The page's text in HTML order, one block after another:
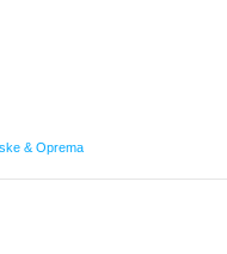
& Oprema